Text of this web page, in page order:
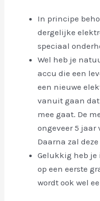
In principe
dergelijke
speciaal
Wel heb je
accu die een
een nieuwe
vanuit gaan
mee gaat. De
ongeveer 5 jaar
Daarna zal
Gelukkig heb
op een eerste
wordt ook wel